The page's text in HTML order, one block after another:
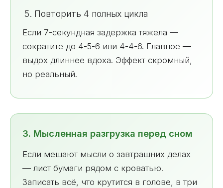
Повторить 4 полных цикла
Если 7-секундная задержка тяжела —
сократите до 4-5-6 или 4-4-6. Главное —
выдох длиннее вдоха. Эффект скромный,
но реальный.
3. Мысленная разгрузка перед сном
Если мешают мысли о завтрашних делах
— лист бумаги рядом с кроватью.
Записать всё, что крутится в голове, в три